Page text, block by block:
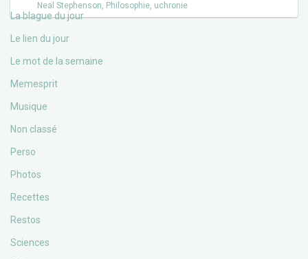
La blague du jour
Le lien du jour
Le mot de la semaine
Memesprit
Musique
Non classé
Perso
Photos
Recettes
Restos
Sciences
Neal Stephenson, Philosophie, uchronie